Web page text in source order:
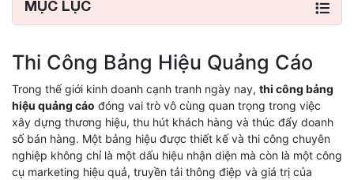
MỤC LỤC
Thi Công Bảng Hiệu Quảng Cáo
Trong thế giới kinh doanh cạnh tranh ngày nay, thi công bảng
hiệu quảng cáo đóng vai trò vô cùng quan trọng trong việc
xây dựng thương hiệu, thu hút khách hàng và thúc đẩy doanh
số bán hàng. Một bảng hiệu được thiết kế và thi công chuyên
nghiệp không chỉ là một dấu hiệu nhận diện mà còn là một công
cụ marketing hiệu quả, truyền tải thông điệp và giá trị của